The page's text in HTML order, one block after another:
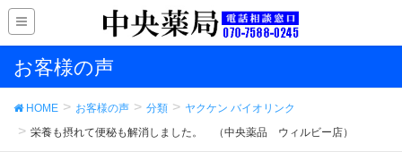
お客様の声
HOME お客様の声 分類
ヤクケン バイオリンク
栄養も摂れて便秘も解消しました。 （中央薬品 ウィルビー店）